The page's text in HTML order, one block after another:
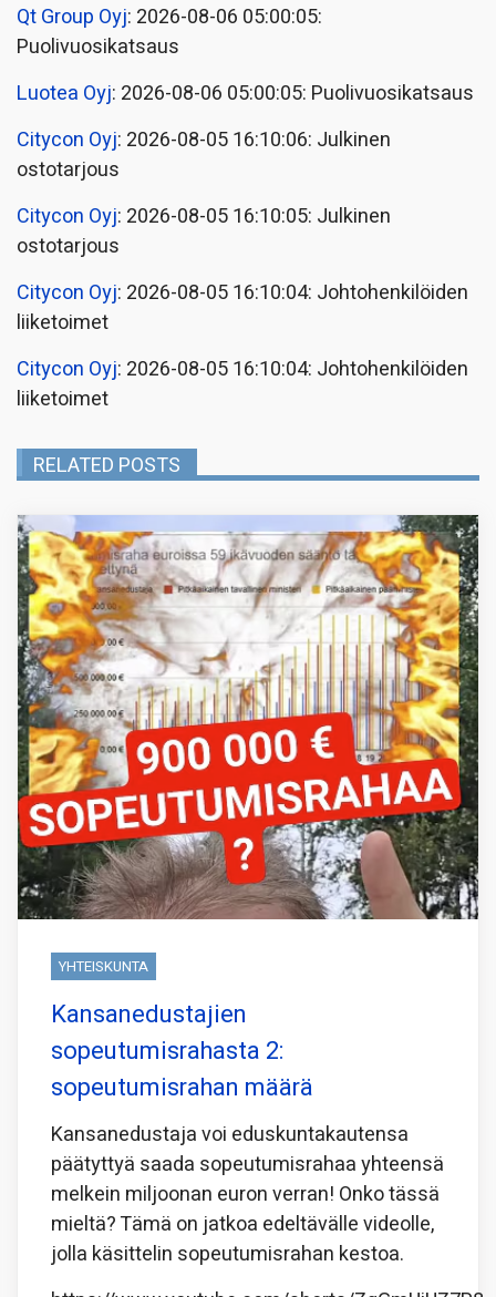
Qt Group Oyj: 2026-08-06 05:00:05:
Puolivuosikatsaus
Luotea Oyj: 2026-08-06 05:00:05: Puolivuosikatsaus
Citycon Oyj: 2026-08-05 16:10:06: Julkinen
ostotarjous
Citycon Oyj: 2026-08-05 16:10:05: Julkinen
ostotarjous
Citycon Oyj: 2026-08-05 16:10:04: Johtohenkilöiden
liiketoimet
Citycon Oyj: 2026-08-05 16:10:04: Johtohenkilöiden
liiketoimet
RELATED POSTS
YHTEISKUNTA
Kansanedustajien
sopeutumisrahasta 2:
sopeutumisrahan määrä
Kansanedustaja voi eduskuntakautensa
päätyttyä saada sopeutumisrahaa yhteensä
melkein miljoonan euron verran! Onko tässä
mieltä? Tämä on jatkoa edeltävälle videolle,
jolla käsittelin sopeutumisrahan kestoa.